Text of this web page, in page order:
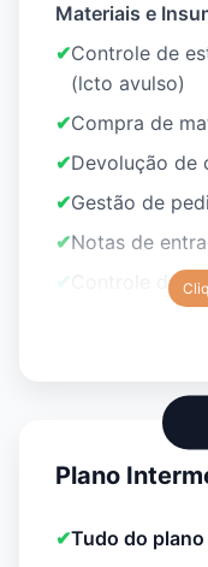
Materiais e
✔Controle de
(lcto avulso)
✔Compra de
✔Devolução de
✔Gestão de
✔Notas de
✔ Controle de
Plano
✔Tudo do